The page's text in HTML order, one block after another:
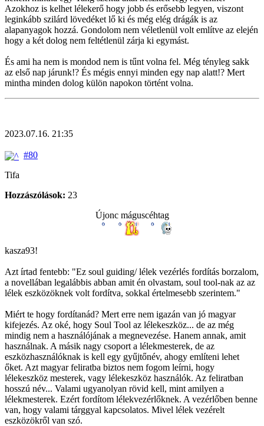
Azokhoz is kelhet lélekerő hogy jobb és erősebb legyen, viszont
leginkább szilárd lövedéket lő ki és még elég drágák is az
alapanyagok hozzá. Gondolom nem véletlenül volt említve az elején
hogy a két dolog nem feltétlenül zárja ki egymást.
És ami ha nem is mondod nem is tűnt volna fel. Még tényleg sakk
az első nap járunk!? És mégis ennyi minden egy nap alatt!? Mert
mintha minden dolog külön napokon történt volna.
2023.07.16. 21:35
#80
Tifa
Hozzászólások: 23
Újonc máguscéhtag
kasza93!
Azt írtad fentebb: "Ez soul guiding/ lélek vezérlés fordítás borzalom,
a novellában legalábbis abban amit én olvastam, soul tool-nak az az
lélek eszközöknek volt fordítva, sokkal értelmesebb szerintem."
Miért te hogy fordítanád? Mert erre nem igazán van jó magyar
kifejezés. Az oké, hogy Soul Tool az lélekeszköz... de az még
mindig nem a használójának a megnevezése. Hanem annak, amit
használnak. A másik nagy csoport a lélekmesterek, de az
eszközhasználóknak is kell egy gyűjtőnév, ahogy említeni lehet
őket. Azt magyar feliratba biztos nem fogom leírni, hogy
lélekeszköz mesterek, vagy lélekeszköz használók. Az feliratban
hosszú név... Valami ugyanolyan rövid kell, mint amilyen a
lélekmesterek. Ezért fordítom lélekvezérlőknek. A vezérlőben benne
van, hogy valami tárggyal kapcsolatos. Mivel lélek vezérelt
eszközökről van szó.